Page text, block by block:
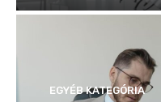
EGYÉB KATEGÓRIA